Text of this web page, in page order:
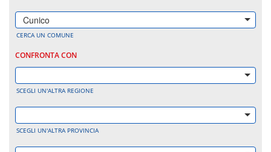
Cunico
CERCA UN COMUNE
CONFRONTA CON
SCEGLI UN'ALTRA REGIONE
SCEGLI UN'ALTRA PROVINCIA